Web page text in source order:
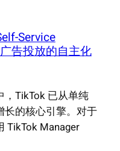
Service
告投放的自主化
TikTok 已从单纯
长的核心引擎。对于
TikTok Manager